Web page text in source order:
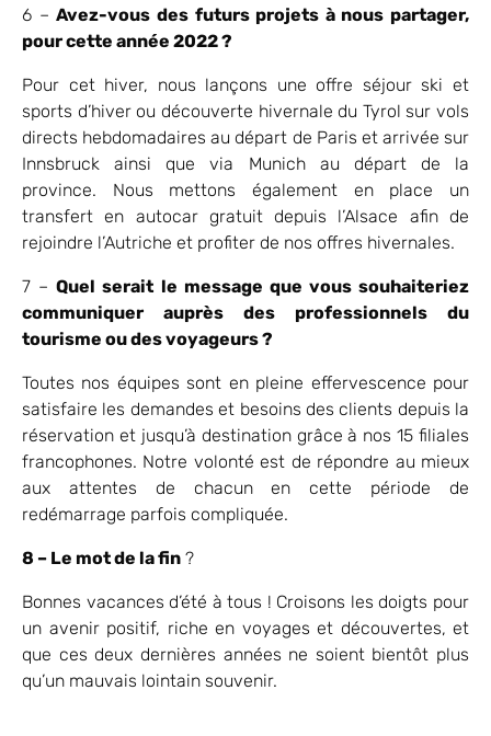
6 –Avez-vous des futurs projets à nous partager,
pour cette année 2022 ?
Pour cet hiver, nous lançons une offre séjour ski et
sports d’hiver ou découverte hivernale du Tyrol sur vols
directs hebdomadaires au départ de Paris et arrivée sur
Innsbruck ainsi que via Munich au départ de la
province. Nous mettons également en place un
transfert en autocar gratuit depuis l’Alsace afin de
rejoindre l’Autriche et profiter de nos offres hivernales.
7 –Quel serait le message que vous souhaiteriez
communiquer auprès des professionnels du
tourisme ou des voyageurs ?
Toutes nos équipes sont en pleine effervescence pour
satisfaire les demandes et besoins des clients depuis la
réservation et jusqu’à destination grâce à nos 15 filiales
francophones. Notre volonté est de répondre au mieux
aux attentes de chacun en cette période de
redémarrage parfois compliquée.
8 – Le mot de la fin ?
Bonnes vacances d’été à tous ! Croisons les doigts pour
un avenir positif, riche en voyages et découvertes, et
que ces deux dernières années ne soient bientôt plus
qu’un mauvais lointain souvenir.